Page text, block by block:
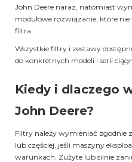
John Deere naraz, natomiast
modułowe rozwiązanie, które
filtra.
Wszystkie filtry i zestawy
do konkretnych modeli i serii
Kiedy i dlaczego
John Deere?
Filtry należy wymieniać zgodnie
lub częściej, jeśli maszyny
warunkach. Zużyte lub silnie